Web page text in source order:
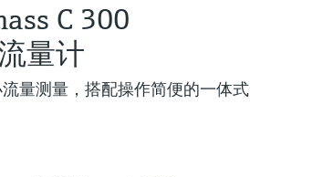
C 300
量计
量测量，搭配操作简便的一体式